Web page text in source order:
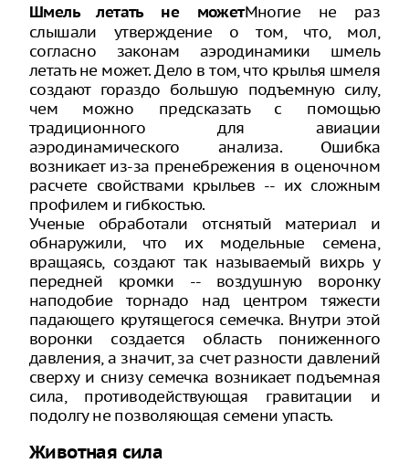
Шмель летать не можетМногие не раз
слышали утверждение о том, что, мол,
согласно законам аэродинамики шмель
летать не может. Дело в том, что крылья шмеля
создают гораздо большую подъемную силу,
чем можно предсказать с помощью
традиционного для авиации
аэродинамического анализа. Ошибка
возникает из-за пренебрежения в оценочном
расчете свойствами крыльев -- их сложным
профилем и гибкостью.
Ученые обработали отснятый материал и
обнаружили, что их модельные семена,
вращаясь, создают так называемый вихрь у
передней кромки -- воздушную воронку
наподобие торнадо над центром тяжести
падающего крутящегося семечка. Внутри этой
воронки создается область пониженного
давления, а значит, за счет разности давлений
сверху и снизу семечка возникает подъемная
сила, противодействующая гравитации и
подолгу не позволяющая семени упасть.
Животная сила